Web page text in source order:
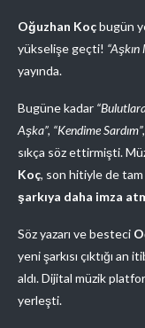
Oğuzhan Koçbugün
yükselişe geçti!
yayında.
Bugüne kadar
Aşka”, “Kendime
sıkça söz ettirmişti.
Koç, son hitiyle de tam
şarkıya daha imza
Söz yazarı ve besteci
yeni şarkısı çıktığı
aldı. Dijital müzik
yerleşti.